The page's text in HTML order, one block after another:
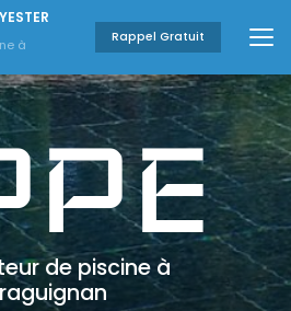
Rappel Gratuit
de piscine à